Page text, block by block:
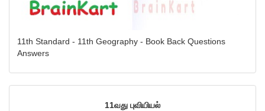
11th Standard - 11th Geography - Book Back Questions
Answers
11வது புவியியல்